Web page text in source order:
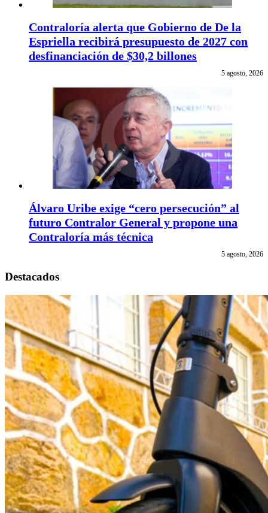
Contraloría alerta que Gobierno de De la
Espriella recibirá presupuesto de 2027 con
desfinanciación de $30,2 billones
5 agosto, 2026
Álvaro Uribe exige “cero persecución” al
futuro Contralor General y propone una
Contraloría más técnica
5 agosto, 2026
Destacados